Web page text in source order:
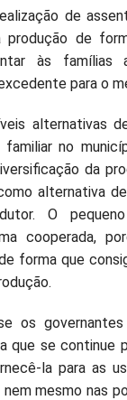
de
produção de
às famílias
para o
alternativas
no
da
alternativa
O
cooperada,
forma que
os governantes
que se continue
la para as
mesmo nas